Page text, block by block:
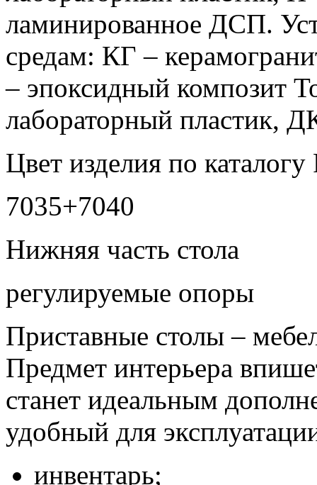
ламинированное ДСП.
средам: КГ –
– эпоксидный композит
лабораторный пластик,
Цвет изделия по
7035+7040
Нижняя часть стола
регулируемые опоры
Приставные столы –
Предмет интерьера
станет идеальным
удобный для
инвентарь;